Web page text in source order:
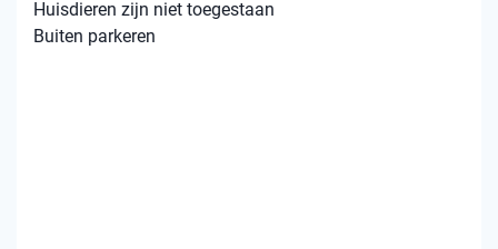
Huisdieren zijn niet toegestaan
Buiten parkeren